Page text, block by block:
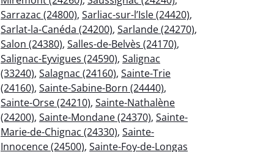
Sarrazac (24800), Sarliac-sur-l’Isle (24420),
Sarlat-la-Canéda (24200), Sarlande (24270),
Salon (24380), Salles-de-Belvès (24170),
Salignac-Eyvigues (24590), Salignac
(33240), Salagnac (24160), Sainte-Trie
(24160), Sainte-Sabine-Born (24440),
Sainte-Orse (24210), Sainte-Nathalène
(24200), Sainte-Mondane (24370), Sainte-
Marie-de-Chignac (24330), Sainte-
Innocence (24500), Sainte-Foy-de-Longas